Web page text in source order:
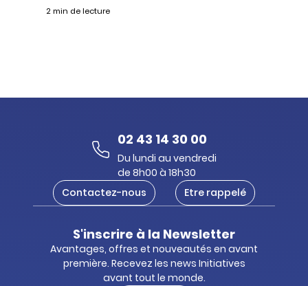
2 min de lecture
02 43 14 30 00
Du lundi au vendredi
de 8h00 à 18h30
Contactez-nous
Etre rappelé
S'inscrire à la Newsletter
Avantages, offres et nouveautés en avant
première. Recevez les news Initiatives
avant tout le monde.